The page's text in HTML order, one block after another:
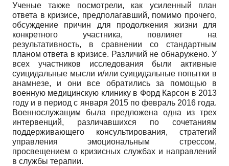
Ученые также посмотрели, как усиленный план
ответа в кризисе, предполагавший, помимо прочего,
обсуждение причин для продолжения жизни для
конкретного участника, повлияет на
результативность, в сравнении со стандартным
планом ответа в кризисе. Различий не обнаружено. У
всех участников исследования были активные
суицидальные мысли и/или суицидальные попытки в
анамнезе, и они все обратились за помощью в
военную медицинскую клинику в Форд Карсон в 2013
году и в период с января 2015 по февраль 2016 года.
Военнослужащим была предложена одна из трех
интервенций, различавшихся по сочетаниям
поддерживающего консультирования, стратегий
управления эмоциональным стрессом,
просвещением о кризисных службах и направлений
в службы терапии.